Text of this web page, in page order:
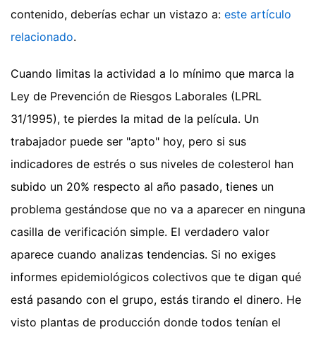
contenido, deberías echar un vistazo a: este artículo
relacionado.
Cuando limitas la actividad a lo mínimo que marca la
Ley de Prevención de Riesgos Laborales (LPRL
31/1995), te pierdes la mitad de la película. Un
trabajador puede ser "apto" hoy, pero si sus
indicadores de estrés o sus niveles de colesterol han
subido un 20% respecto al año pasado, tienes un
problema gestándose que no va a aparecer en ninguna
casilla de verificación simple. El verdadero valor
aparece cuando analizas tendencias. Si no exiges
informes epidemiológicos colectivos que te digan qué
está pasando con el grupo, estás tirando el dinero. He
visto plantas de producción donde todos tenían el